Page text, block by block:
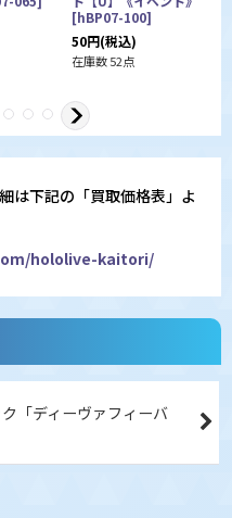
[hBP07-100]
50円(税込)
在庫数 52点
は下記の「買取価格表」よ
hololive-kaitori/
「ディーヴァフィーバ